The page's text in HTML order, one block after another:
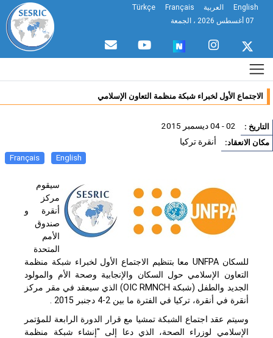
English العربية Français
Türkçe
الاجتماع الأول لخبراء شبكة منظمة التعاون الإسلامي
: 02 - 04 ديسمبر 2015
الانعقاد: أنقرة تركيا
English
Français
سيقوم
مركز
أنقرة و
صندوق
الأمم
المتحدة
للسكان UNFPA معا بتنظيم الاجتماع الأول لخبراء شبكة منظمة
التعاون الإسلامي حول السكان والإنجابية وصحة الأم والمولود
الجديد والطفل (شبكة OIC RMNCH) الذي سيعقد في مقر مركز
أنقرة في أنقرة، تركيا في الفترة ما بين 2-4 دجنبر 2015 .
وسيتم عقد اجتماع الشبكة تمشيا مع قرار الدورة الرابعة للمؤتمر
الإسلامي لوزراء الصحة، الذي دعا إلى "إنشاء شبكة منظمة